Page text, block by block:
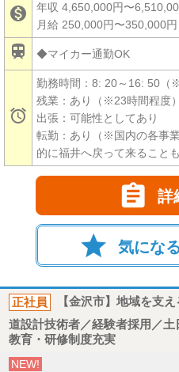
 年収 4,650,000円〜
月給 250,000円〜350,000円
 ◆マイカー通勤OK

勤務時間：8: 20～16: 50（
残業：あり（※23時間程度）
出張：可能性としてあり
転勤：あり（※国内の各事
的に福井へ戻って来ること
 詳
star 気にな
正社員
【金沢市】地域を支
道設計技術者／経験者採用／
教育・研修制度充実
NEW!